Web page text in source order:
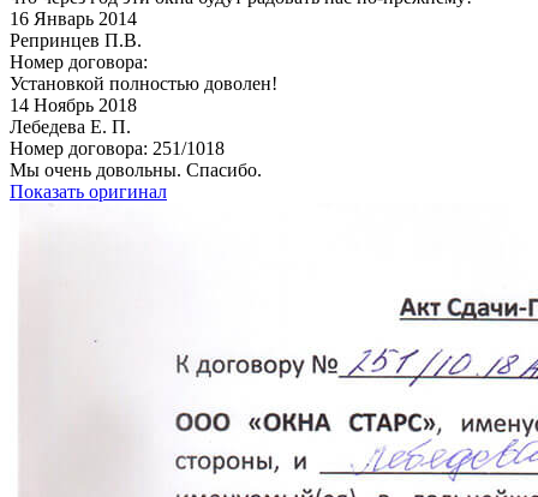
16 Январь 2014
Репринцев П.В.
Номер договора:
Установкой полностью доволен!
14 Ноябрь 2018
Лебедева Е. П.
Номер договора: 251/1018
Мы очень довольны. Спасибо.
Показать оригинал